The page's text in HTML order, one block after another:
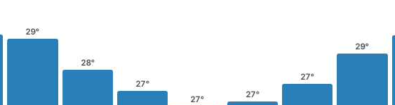
29°
28°
27°
27° 27°
27°
29°